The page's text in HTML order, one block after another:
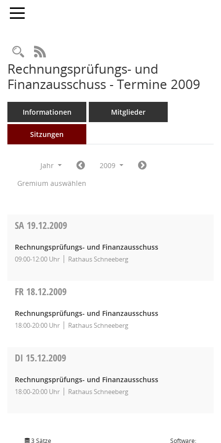
Toggle navigation
Rechercheauswahl
RSS-Feed
Rechnungsprüfungs- und
Finanzausschuss - Termine 2009
Informationen Mitglieder
Sitzungen
Jahr
2009
Gremium auswählen
SA 19.12.2009
Rechnungsprüfungs- und Finanzausschuss
09:00-12:00 Uhr Rathaus Schneeberg
FR 18.12.2009
Rechnungsprüfungs- und Finanzausschuss
18:00-20:00 Uhr Rathaus Schneeberg
DI 15.12.2009
Rechnungsprüfungs- und Finanzausschuss
18:00-20:00 Uhr Rathaus Schneeberg
3 Sätze Software: